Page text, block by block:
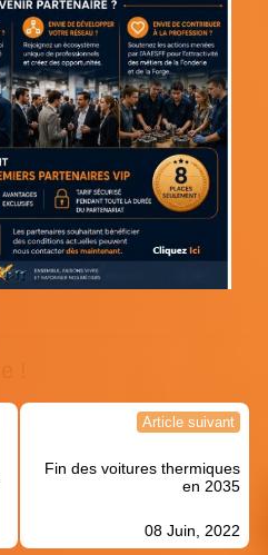
Article suivant
Fin des voitures thermiques
en 2035
08 Juin, 2022